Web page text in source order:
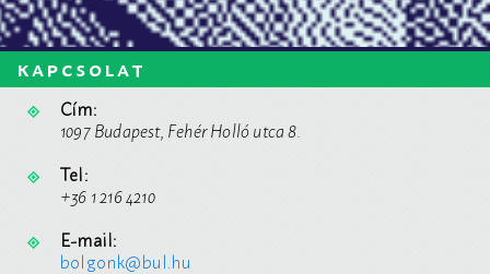
kapcsolat
Cím:
1097 Budapest, Fehér Holló utca 8.
Tel:
+36 1 216 4210
E-mail:
bolgonk@bul.hu